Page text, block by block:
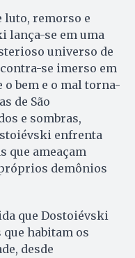
remorso e
lança-se em uma
universo de
se imerso em
bem e o mal torna-
de São
e sombras,
enfrenta
que ameaçam
demônios
que Dostoiévski
habitam os
desde